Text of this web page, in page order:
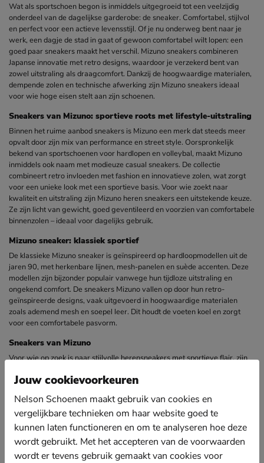
Wat als sportschoen begon is inmiddels uitgegroeid tot een veelzijdig
onderdeel van de dagelijkse garderobe: de sneaker. Comfortabel, stijlvol
en perfect voor een actieve levensstijl. Of je nu onderweg bent naar je
werk, een dagje de stad in gaat of gewoon comfortabel wilt lopen: een
goed paar sneakers maakt het verschil. Mizuno sneakers combineren
Japanse innovatie met retro designs, waardoor je verzekerd bent van
zowel uitstraling als draagcomfort. Dankzij de hoogwaardige materialen,
dempende zolen en technische afwerking zijn Mizuno sneakers ideaal
voor wie hoge eisen stelt aan zijn schoenen.
Sneakers van Mizuno: sportieve roots met lifestyle-uitstraling
Binnen het ruime aanbod sneakers is Mizuno een merk dat steeds meer
opvalt door zijn mix van performance en street style. Oorspronkelijk
bekend van sportschoenen voor hardlopen en volleybal, maakt Mizuno
inmiddels ook naam met modieuze casual sneakers. De collectie
combineert retro invloeden met fashion en innovatieve zolen, wat zorgt
voor een unieke look met een sportieve basis. Voor wie zoekt naar
kwaliteit en uitstraling zijn Mizuno heren sneakers een uitstekende keuze.
Ze zijn licht van gewicht, goed geventileerd en voorzien van comfortabele
binnenzolen – ideaal voor dagelijks gebruik.
Mizuno sneaker: klassiek sportief
De klassieke Mizuno sneaker is geïnspireerd op hardloopmodellen uit de
jaren 90, met herkenbare lijnen, mesh-panelen en suède accenten. Deze
modellen zijn bijzonder populair vanwege hun tijdloze uitstraling en
ongekend comfort. De sneakers Mizuno vallen op door hun retro-
geïnspireerde designs, vaak uitgevoerd in hoogwaardige materialen
zoals ademend mesh en soepel leer. Dit houdt de voeten koel en zorgt
voor een comfortabele pasvorm.
Sneakers van Mizuno
Voor wie op zoek is naar stijlvolle herensneakers met sportieve flair, zijn
combineren performance-elementen met trendkleuren en eigentijdse
sneakers voor heren zorgen voor een stoer silhouet en geven een casual
outfit direct een modieuze boost. Ga jij voor een neutrale variant die je
makkelijk kunt combineren met al je looks of durf jij een model aan met
wat meer kleur.
Populaire modellen van Mizuno sneakers
Jouw cookievoorkeuren
Nelson Schoenen maakt gebruik van cookies en
vergelijkbare technieken om haar website goed te
kunnen laten functioneren en om te analyseren hoe deze
wordt gebruikt. Met het accepteren van de voorwaarden
wordt er tevens gebruik gemaakt van cookies voor